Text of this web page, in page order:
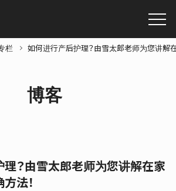
栏 如何进行产后护理？由雪太郎老师为您讲解
博客
？由雪太郎老师为您讲解在家
法！